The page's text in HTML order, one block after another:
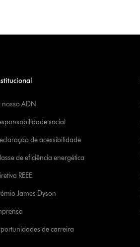
nosso ADN
social
de acessibilidade
de eficiência energética
REEE
James Dyson
de carreira